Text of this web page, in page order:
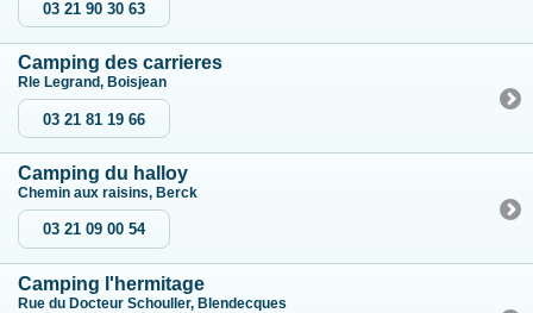
03 21 90 30 63
Camping des carrieres
Rle Legrand, Boisjean
03 21 81 19 66
Camping du halloy
Chemin aux raisins, Berck
03 21 09 00 54
Camping l'hermitage
Rue du Docteur Schouller, Blendecques